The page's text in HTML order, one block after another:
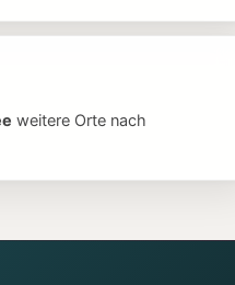
weitere Orte nach